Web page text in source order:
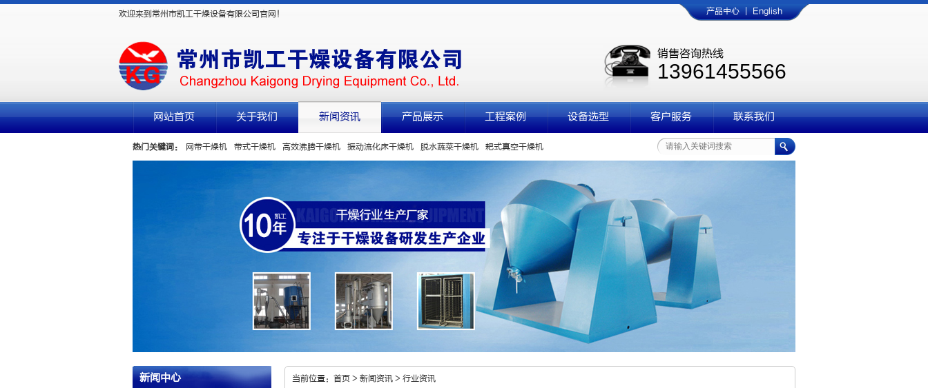
欢迎来到常州市凯工干燥设备有限公司官网！ 产品中心 | English
销售咨询热线
13961455566
网站首页 关于我们 新闻资讯 产品展示 工程案例 设备选型 客户服务 联系我们
热门关键词： 网带干燥机 带式干燥机 高效沸腾干燥机 振动流化床干燥机 脱水蔬菜干燥机 耙式真空干燥机
新闻中心 当前位置： 首页 > 新闻资讯 > 行业资讯